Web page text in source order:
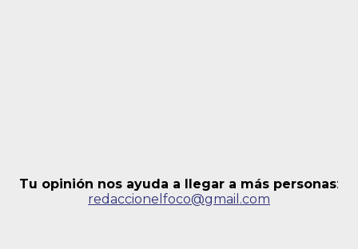
Tu opinión nos ayuda a llegar a más personas:
redaccionelfoco@gmail.com